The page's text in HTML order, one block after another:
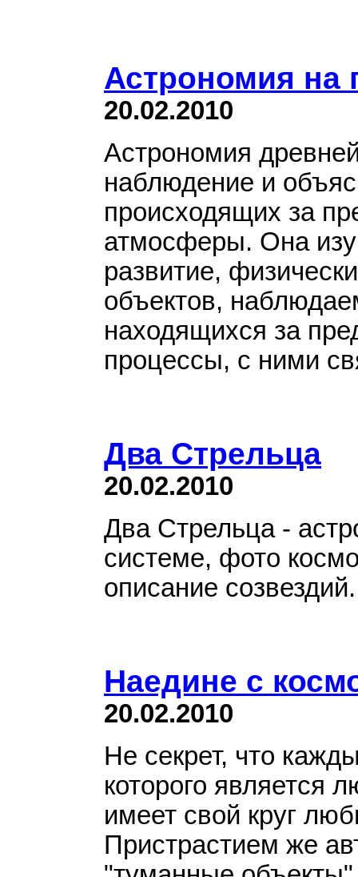
Астрономия на
20.02.2010
Астрономия
наблюдение и
происходящих за
атмосферы. Она
развитие,
объектов,
находящихся за
процессы, с ними
Два Стрельца
20.02.2010
Два Стрельца -
системе, фото
описание созвездий.
Наедине с
20.02.2010
Не секрет, что
которого является
имеет свой круг
Пристрастием же